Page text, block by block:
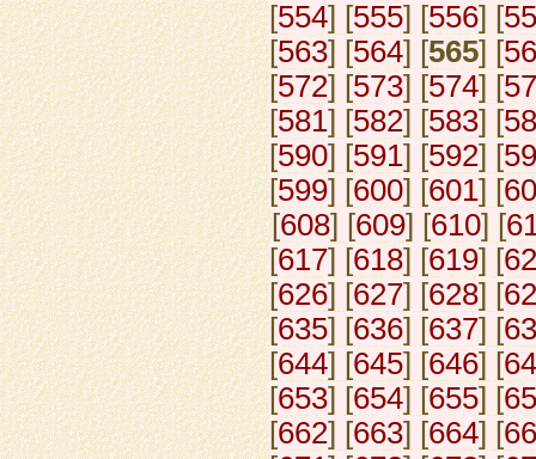
[554] [555] [556] [
[563] [564] [565] [
[572] [573] [574] [
[581] [582] [583] [
[590] [591] [592] [
[599] [600] [601] [
[608] [609] [610] [
[617] [618] [619] [
[626] [627] [628] [
[635] [636] [637] [
[644] [645] [646] [
[653] [654] [655] [
[662] [663] [664] [